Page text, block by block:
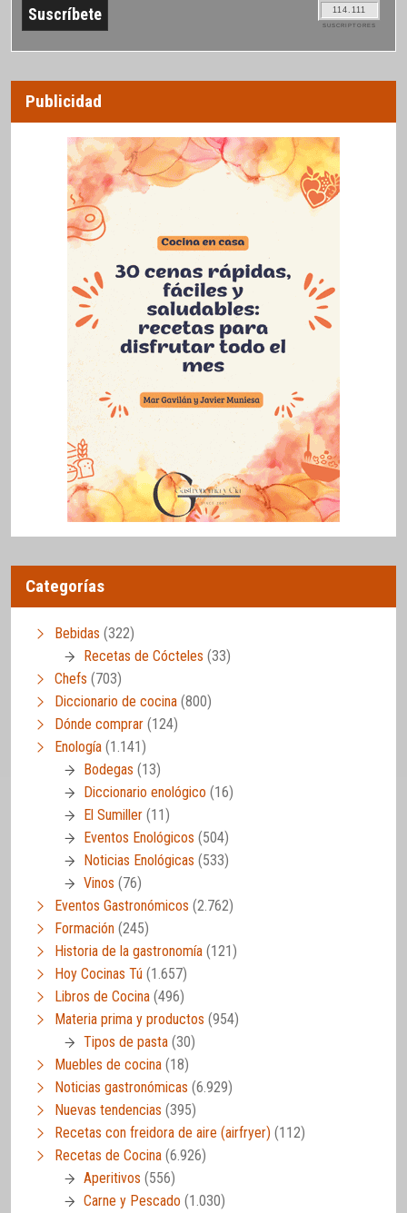
114.111
SUSCRIPTORES
Publicidad
Categorías
Bebidas (322)
Recetas de Cócteles (33)
Chefs (703)
Diccionario de cocina (800)
Dónde comprar (124)
Enología (1.141)
Bodegas (13)
Diccionario enológico (16)
El Sumiller (11)
Eventos Enológicos (504)
Noticias Enológicas (533)
Vinos (76)
Eventos Gastronómicos (2.762)
Formación (245)
Historia de la gastronomía (121)
Hoy Cocinas Tú (1.657)
Libros de Cocina (496)
Materia prima y productos (954)
Tipos de pasta (30)
Muebles de cocina (18)
Noticias gastronómicas (6.929)
Nuevas tendencias (395)
Recetas con freidora de aire (airfryer) (112)
Recetas de Cocina (6.926)
Aperitivos (556)
Carne y Pescado (1.030)